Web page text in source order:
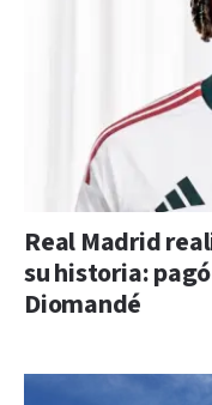
Real Madrid
su historia:
Diomandé